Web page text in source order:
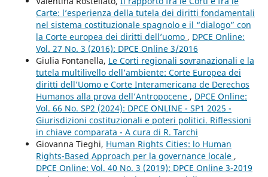
Carte: l’esperienza della tutela dei diritti fondamentali
nel sistema costituzionale spagnolo e il “dialogo” con
la Corte europea dei diritti dell’uomo , DPCE Online:
Vol. 27 No. 3 (2016): DPCE Online 3/2016
Giulia Fontanella, Le Corti regionali sovranazionali e la
tutela multilivello dell’ambiente: Corte Europea dei
diritti dell’Uomo e Corte Interamericana de Derechos
Humanos alla prova dell’Antropocene , DPCE Online:
Vol. 66 No. SP2 (2024): DPCE ONLINE - SP1 2025 -
Giurisdizioni costituzionali e poteri politici. Riflessioni
in chiave comparata - A cura di R. Tarchi
Giovanna Tieghi, Human Rights Cities: lo Human
Rights-Based Approach per la governance locale ,
DPCE Online: Vol. 40 No. 3 (2019): DPCE Online 3-2019